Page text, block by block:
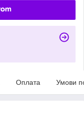
Оплата Умови